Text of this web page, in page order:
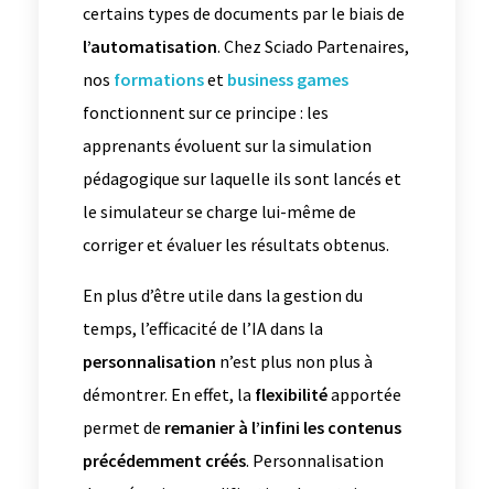
certains types de documents par le biais de
l’automatisation. Chez Sciado Partenaires,
nos formationset business games
fonctionnent sur ce principe : les
apprenants évoluent sur la simulation
pédagogique sur laquelle ils sont lancés et
le simulateur se charge lui-même de
corriger et évaluer les résultats obtenus.
En plus d’être utile dans la gestion du
temps, l’efficacité de l’IA dans la
personnalisation n’est plus non plus à
démontrer. En effet, la flexibilitéapportée
permet de remanier à l’infini les contenus
précédemment créés. Personnalisation